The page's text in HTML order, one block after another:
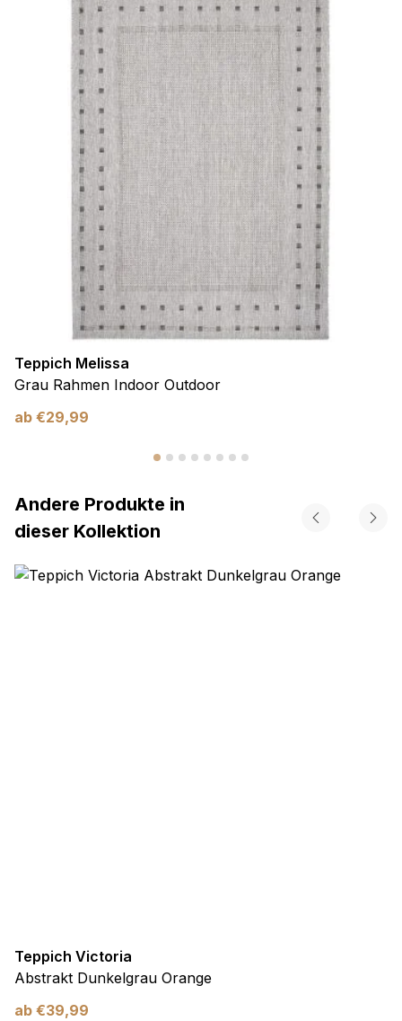
Teppich Melissa
Grau Rahmen Indoor Outdoor
ab €29,99
Andere Produkte in
dieser Kollektion
Teppich Victoria
Abstrakt Dunkelgrau Orange
ab €39,99